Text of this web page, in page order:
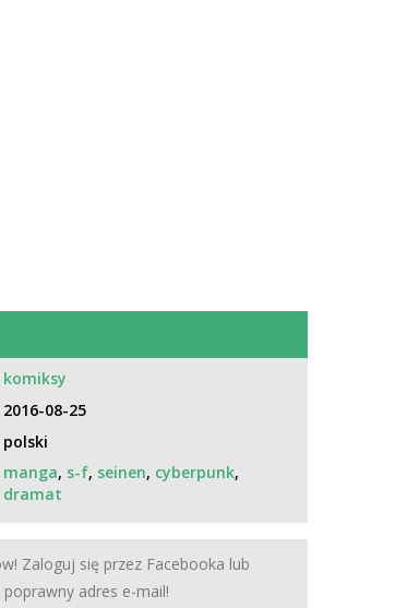
komiksy
2016-08-25
polski
manga, s-f, seinen, cyberpunk,
dramat
Zaloguj się przez Facebooka lub
adres e-mail!